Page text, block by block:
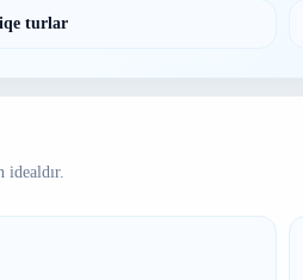
turlar
idealdır.